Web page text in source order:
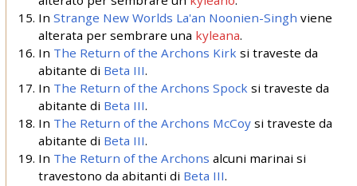
In Strange New Worlds La'an Noonien-Singh viene
alterata per sembrare una kyleana.
In The Return of the Archons Kirk si traveste da
abitante di Beta III.
In The Return of the Archons Spock si traveste da
abitante di Beta III.
In The Return of the Archons McCoysi traveste da
abitante di Beta III.
In The Return of the Archons alcuni marinai si
travestono da abitanti di Beta III.